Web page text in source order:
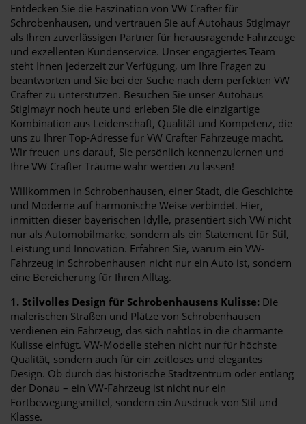
Entdecken Sie die Faszination von VW Crafter für
Schrobenhausen, und vertrauen Sie auf Autohaus Stiglmayr
als Ihren zuverlässigen Partner für herausragende Fahrzeuge
und exzellenten Kundenservice. Unser engagiertes Team
steht Ihnen jederzeit zur Verfügung, um Ihre Fragen zu
beantworten und Sie bei der Suche nach dem perfekten VW
Crafter zu unterstützen. Besuchen Sie unser Autohaus
Stiglmayr noch heute und erleben Sie die einzigartige
Kombination aus Leidenschaft, Qualität und Kompetenz, die
uns zu Ihrer Top-Adresse für VW Crafter Fahrzeuge macht.
Wir freuen uns darauf, Sie persönlich kennenzulernen und
Ihre VW Crafter Träume wahr werden zu lassen!
Willkommen in Schrobenhausen, einer Stadt, die Geschichte
und Moderne auf harmonische Weise verbindet. Hier,
inmitten dieser bayerischen Idylle, präsentiert sich VW nicht
nur als Automobilmarke, sondern als ein Statement für Stil,
Leistung und Innovation. Erfahren Sie, warum ein VW-
Fahrzeug in Schrobenhausen nicht nur ein Auto ist, sondern
eine Bereicherung für Ihren Alltag.
1. Stilvolles Design für Schrobenhausens Kulisse: Die
malerischen Straßen und Plätze von Schrobenhausen
verdienen ein Fahrzeug, das sich nahtlos in die charmante
Kulisse einfügt. VW-Modelle stehen nicht nur für höchste
Qualität, sondern auch für ein zeitloses und elegantes
Design. Ob durch das historische Stadtzentrum oder entlang
der Donau – ein VW-Fahrzeug ist nicht nur ein
Fortbewegungsmittel, sondern ein Ausdruck von Stil und
Klasse.